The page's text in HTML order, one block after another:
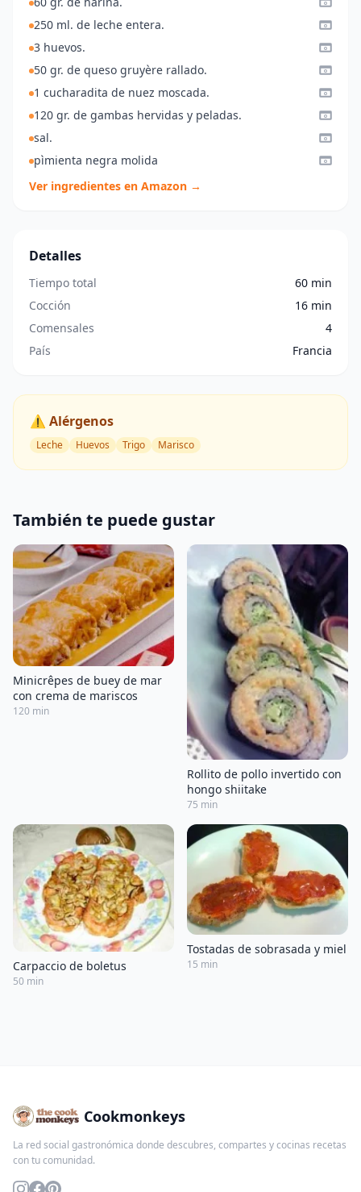
250 ml. de leche entera.
3 huevos.
50 gr. de queso gruyère rallado.
1 cucharadita de nuez moscada.
120 gr. de gambas hervidas y peladas.
sal.
pìmienta negra molida
Ver ingredientes en Amazon →
Detalles
Tiempo total
60 min
Cocción
16 min
Comensales
4
País
Francia
⚠️ Alérgenos
Leche Huevos Trigo Marisco
También te puede gustar
Minicrêpes de buey de mar
con crema de mariscos
120 min
Rollito de pollo invertido con
hongo shiitake
75 min
Carpaccio de boletus
50 min
Tostadas de sobrasada y miel
15 min
Cookmonkeys
La red social gastronómica donde descubres, compartes y cocinas recetas
con tu comunidad.